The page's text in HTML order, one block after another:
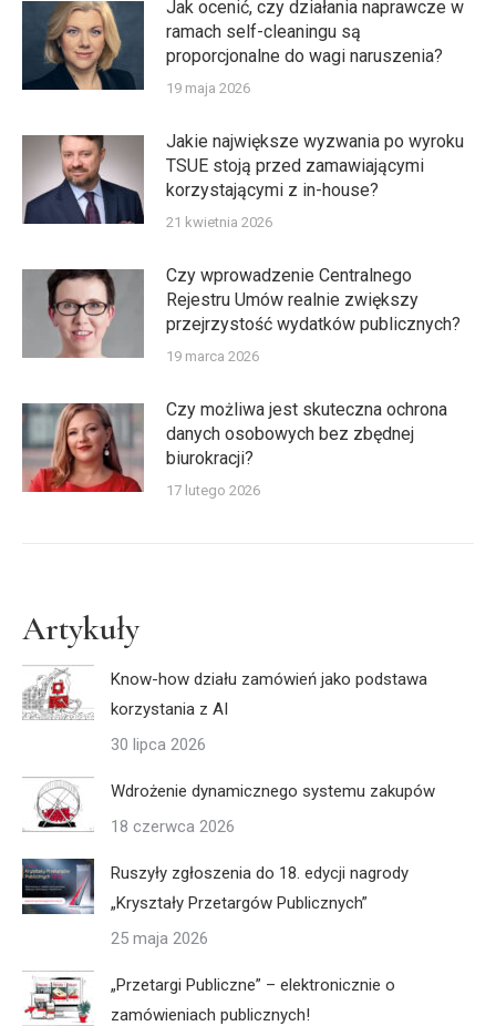
Jak ocenić, czy działania naprawcze w
ramach self-cleaningu są
proporcjonalne do wagi naruszenia?
19 maja 2026
Jakie największe wyzwania po wyroku
TSUE stoją przed zamawiającymi
korzystającymi z in-house?
21 kwietnia 2026
Czy wprowadzenie Centralnego
Rejestru Umów realnie zwiększy
przejrzystość wydatków publicznych?
19 marca 2026
Czy możliwa jest skuteczna ochrona
danych osobowych bez zbędnej
biurokracji?
17 lutego 2026
Artykuły
Know-how działu zamówień jako podstawa
korzystania z AI
30 lipca 2026
Wdrożenie dynamicznego systemu zakupów
18 czerwca 2026
Ruszyły zgłoszenia do 18. edycji nagrody
„Kryształy Przetargów Publicznych”
25 maja 2026
„Przetargi Publiczne” – elektronicznie o
zamówieniach publicznych!